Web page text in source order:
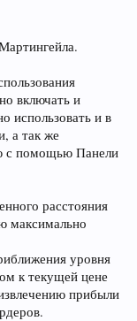
включать и
использовать и в
а так же
с помощью Панели
расстояния
максимально
уровня
к текущей цене
прибыли